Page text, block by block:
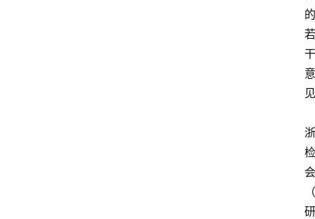
的
若
干
意
见
浙
检
会
（
研